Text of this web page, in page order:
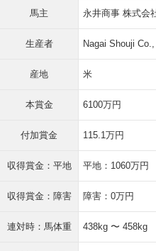
馬主 永井商事 株式会
生産者 Nagai Shouji
産地 米
本賞金 6100万円
付加賞金 115.1万円
収得賞金：平地 平地：1060万円
収得賞金：障害 障害：0万円
連対時：馬体重 438kg 〜 458kg